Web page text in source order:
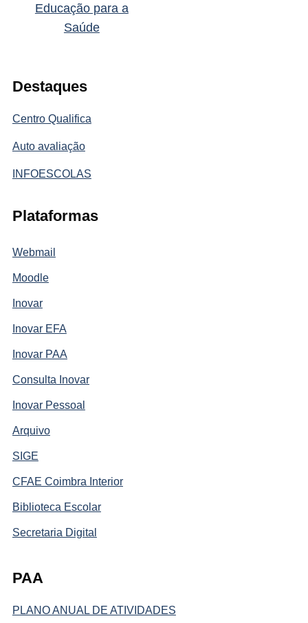
Destaques
Centro Qualifica
Auto avaliação
INFOESCOLAS
Plataformas
Webmail
Moodle
Inovar
Inovar EFA
Inovar PAA
Consulta Inovar
Inovar Pessoal
Arquivo
SIGE
CFAE Coimbra Interior
Biblioteca Escolar
Secretaria Digital
PAA
PLANO ANUAL DE ATIVIDADES
Educação para a
Saúde